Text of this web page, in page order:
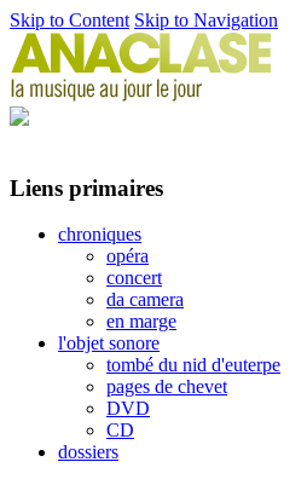
Skip to Content Skip to Navigation
Liens primaires
chroniques
opéra
concert
da camera
en marge
l'objet sonore
tombé du nid d'euterpe
pages de chevet
DVD
CD
dossiers